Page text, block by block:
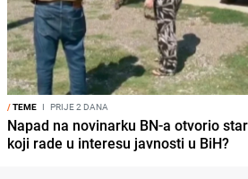
/TEME I PRIJE 2 DANA
Napad na novinarku BN-a otvorio
koji rade u interesu javnosti u BiH?